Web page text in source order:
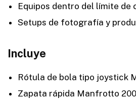
Equipos dentro del límite de
Setups de fotografía y
Incluye
Rótula de bola tipo joystick
Zapata rápida Manfrotto